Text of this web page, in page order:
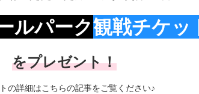
ルパーク観戦チケッ
をプレゼント！
の詳細はこちらの記事をご覧ください♪